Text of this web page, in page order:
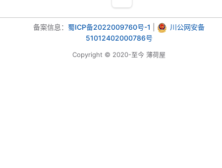
备案信息： 蜀ICP备2022009760号-1
川公网安备
51012402000786号
Copyright © 2020-至今 薄荷屋